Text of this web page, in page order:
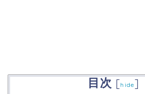
目次 [hide]